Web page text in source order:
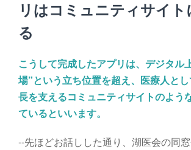
リはコミュニティサイト
る
こうして完成したアプリは、デジタル
場”という立ち位置を超え、医療人と
長を支えるコミュニティサイトのよう
ているといいます。
--先ほどお話しした通り、湖医会の同